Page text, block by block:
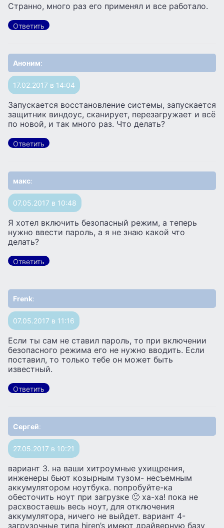
Странно, много раз его применял и все работало.
Ответить
Аноним:
17.02.2017 в 14:04
Запускается восстановление системы, запускается
защитник виндоус, сканирует, перезагружает и всё
по новой, и так много раз. Что делать?
Ответить
макс:
07.05.2017 в 10:48
Я хотел включить безопасный режим, а теперь
нужно ввести пароль, а я не знаю какой что
делать?
Ответить
Frenk:
07.05.2017 в 11:16
Если ты сам не ставил пароль, то при включении
безопасного режима его не нужно вводить. Если
поставил, то только тебе он может быть
известный.
Ответить
Сергей:
27.05.2017 в 10:21
вариант 3. на ваши хитроумные ухищрения,
инженеры бьют козырным тузом- несъемным
аккумулятором ноутбука. попробуйте-ка
обесточить ноут при загрузке 🙂 ха-ха! пока не
расхвостаешь весь ноут, для отключения
аккумулятора, ничего не выйдет. вариант 4-
загрузочные типа hiren’s имеют драйверную базу